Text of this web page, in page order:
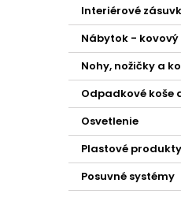
Interiérové
Nábytok - kovový
Nohy, nožičky a
Odpadkové koše
Osvetlenie
Plastové produkty
Posuvné systémy